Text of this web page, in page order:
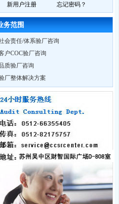
6月11日苏州**贸易接受我公司
培训
月13日如皋**数码
年来最好成绩
月13日海门**时装C-TPAT
6月13日南通**服饰
6月13日如东**时装
月14日通州市**袜业取得
烈祝贺我公司员工Charly月15日获得
外审员资格证书
月29日我公司CSR研讨会在无锡召开
10月28日苏州XX服饰在我公司辅导下
优服装工厂
10月29日苏州奥地特企业管理咨询有
限公司，召开公司大会公布上半年业
绩，累计辅导企业322家，一次性通过
12月18日，苏州奥地特企业对厦门27
家外贸公司开展BSCI认知培训公开课
扬州zy玩具ICTI 认证取得优异成绩
新用户注册 忘记密码？
务范围
会责任/体系验厂咨询
户COC验厂咨询
质验厂咨询
厂整体解决方案